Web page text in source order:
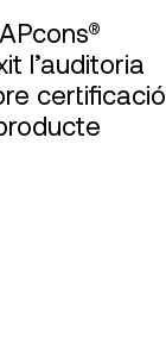
l’auditoria
certificació